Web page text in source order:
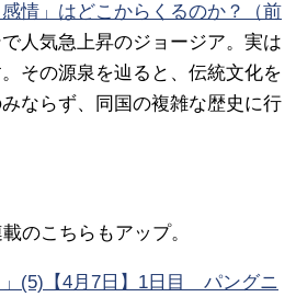
情」はどこからくるのか？（前
人気急上昇のジョージア。実は
その源泉を辿ると、伝統文化を
ならず、同国の複雑な歴史に行
のこちらもアップ。
(5)【4月7日】1日目 パングニ